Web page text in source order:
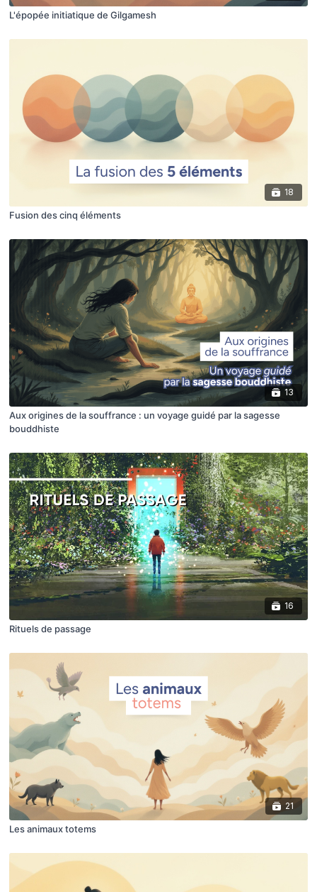
L'épopée initiatique de Gilgamesh
18
Fusion des cinq éléments
13
Aux origines de la souffrance : un voyage guidé par la sagesse
bouddhiste
16
Rituels de passage
21
Les animaux totems